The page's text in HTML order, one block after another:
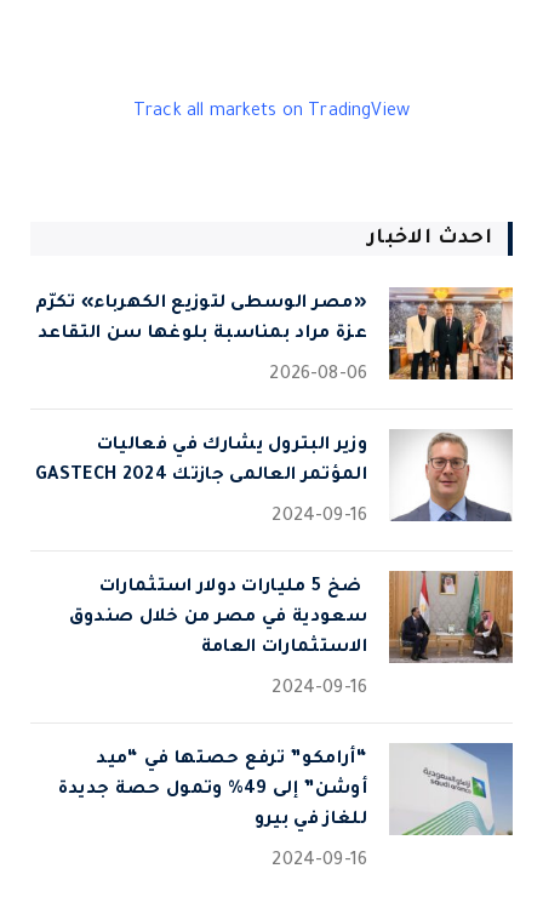
Track all markets on TradingView
احدث الاخبار
«مصر الوسطى لتوزيع الكهرباء» تكرّم
عزة مراد بمناسبة بلوغها سن التقاعد
2026-08-06
وزير البترول يشارك في فعاليات
المؤتمر العالمى جازتك 2024 GASTECH
2024-09-16
⁠ ضخ 5 مليارات دولار استثمارات
سعودية في مصر من خلال صندوق
الاستثمارات العامة
2024-09-16
“أرامكو” ترفع حصتها في “ميد
أوشن” إلى 49% وتمول حصة جديدة
للغاز في بيرو
2024-09-16